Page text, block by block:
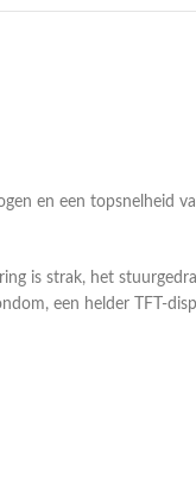
en een topsnelheid
is strak, het
een helder TFT-